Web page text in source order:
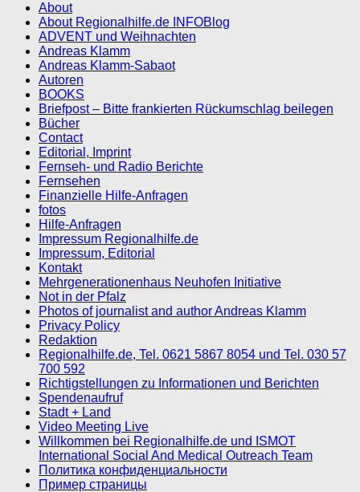
About
About Regionalhilfe.de INFOBlog
ADVENT und Weihnachten
Andreas Klamm
Andreas Klamm-Sabaot
Autoren
BOOKS
Briefpost – Bitte frankierten Rückumschlag beilegen
Bücher
Contact
Editorial, Imprint
Fernseh- und Radio Berichte
Fernsehen
Finanzielle Hilfe-Anfragen
fotos
Hilfe-Anfragen
Impressum Regionalhilfe.de
Impressum, Editorial
Kontakt
Mehrgenerationenhaus Neuhofen Initiative
Not in der Pfalz
Photos of journalist and author Andreas Klamm
Privacy Policy
Redaktion
Regionalhilfe.de, Tel. 0621 5867 8054 und Tel. 030 57
700 592
Richtigstellungen zu Informationen und Berichten
Spendenaufruf
Stadt + Land
Video Meeting Live
Willkommen bei Regionalhilfe.de und ISMOT
International Social And Medical Outreach Team
Политика конфиденциальности
Пример страницы